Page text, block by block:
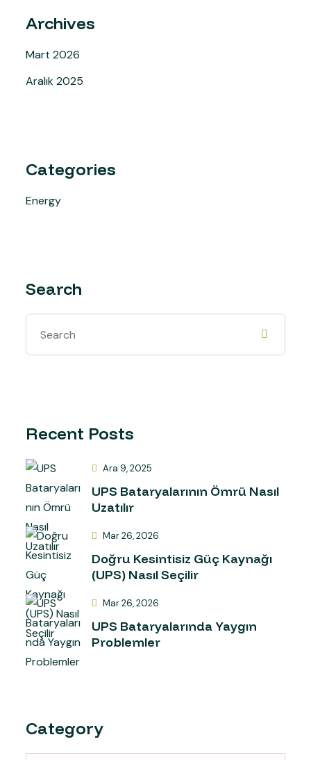
Archives
Mart 2026
Aralık 2025
Categories
Energy
Search
Recent Posts
Ara 9, 2025
UPS Bataryalarının Ömrü Nasıl
Uzatılır
Mar 26, 2026
Doğru Kesintisiz Güç Kaynağı
(UPS) Nasıl Seçilir
Mar 26, 2026
UPS Bataryalarında Yaygın
Problemler
Category